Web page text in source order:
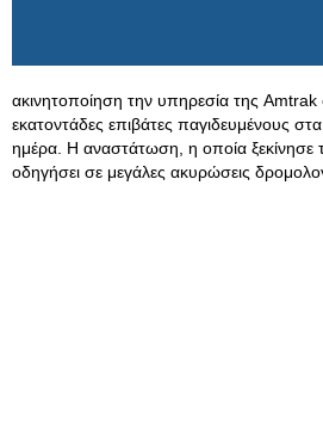
ακινητοποίηση την υπηρεσία της
εκατοντάδες επιβάτες παγιδευμένους
ημέρα. Η αναστάτωση, η οποία ξεκίνησε
οδηγήσει σε μεγάλες ακυρώσεις